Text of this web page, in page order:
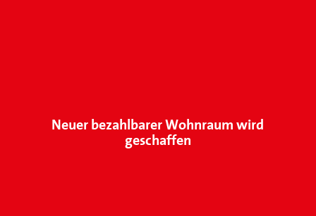
Neuer bezahlbarer Wohnraum wird
geschaffen